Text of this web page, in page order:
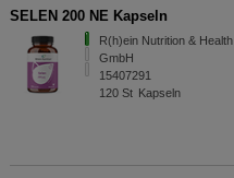
SELEN 200 NE Kapseln
R(h)ein Nutrition & Health
GmbH
15407291
120 St Kapseln